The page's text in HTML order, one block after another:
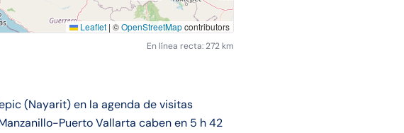
Leaflet | ©OpenStreetMapcontributors
En línea recta: 272 km
(Nayarit) en la agenda de visitas
Puerto Vallarta caben en 5 h 42